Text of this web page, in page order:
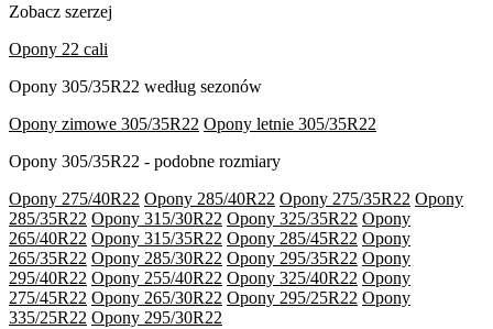
Zobacz szerzej
Opony 22 cali
Opony 305/35R22 według sezonów
Opony zimowe 305/35R22 Opony letnie 305/35R22
Opony 305/35R22 - podobne rozmiary
Opony 275/40R22 Opony 285/40R22 Opony 275/35R22 Opony
285/35R22 Opony 315/30R22 Opony 325/35R22 Opony
265/40R22 Opony 315/35R22 Opony 285/45R22 Opony
265/35R22 Opony 285/30R22 Opony 295/35R22 Opony
295/40R22 Opony 255/40R22 Opony 325/40R22 Opony
275/45R22 Opony 265/30R22 Opony 295/25R22 Opony
335/25R22 Opony 295/30R22